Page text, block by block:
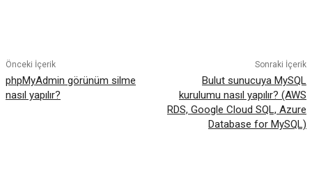
Önceki İçerik
phpMyAdmin görünüm silme
nasıl yapılır?
Sonraki İçerik
Bulut sunucuya MySQL
kurulumu nasıl yapılır? (AWS
RDS, Google Cloud SQL, Azure
Database for MySQL)